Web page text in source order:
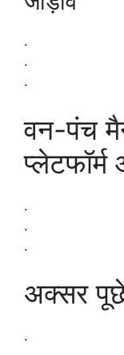
.
.
.
वन-पंच
.
.
.
अक्सर
.